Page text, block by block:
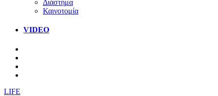
Διάστημα
Καινοτομία
VIDEO
LIFE